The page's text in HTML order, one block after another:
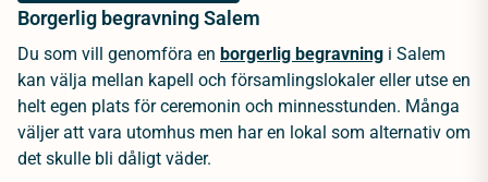
Borgerlig begravning Salem
Du som vill genomföra en borgerlig begravning i Salem
kan välja mellan kapell och församlingslokaler eller utse en
helt egen plats för ceremonin och minnesstunden. Många
väljer att vara utomhus men har en lokal som alternativ om
det skulle bli dåligt väder.